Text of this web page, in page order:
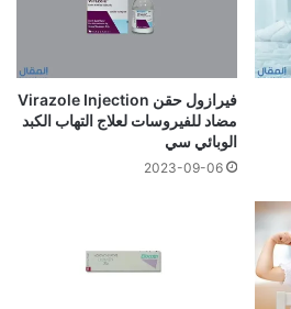
فيرازول حقن Virazole Injection
مضاد للفيروسات لعلاج التهاب الكبد
الوبائي سي
2023-09-06